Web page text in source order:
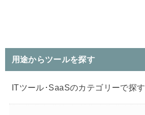
用途からツールを探す
ITツール･SaaSのカテゴリーで探す